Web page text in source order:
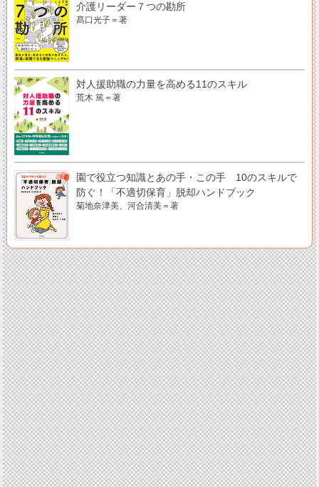
介護リーダー７つの勘所
髙口光子＝著
対人援助職の力量を高める11のスキル
荒木 篤＝著
園で役立つ知識とあの手・この手 10のスキルで
防ぐ！「不適切保育」脱却ハンドブック
菊地奈津美、河合清美＝著